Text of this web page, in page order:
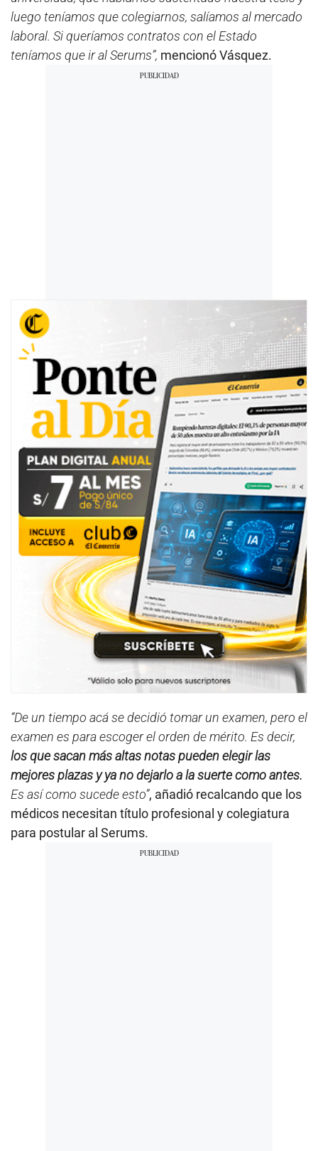
luego teníamos que colegiarnos, salíamos al mercado
laboral. Si queríamos contratos con el Estado
teníamos que ir al Serums”, mencionó Vásquez.
“De un tiempo acá se decidió tomar un examen, pero el
examen es para escoger el orden de mérito. Es decir,
los que sacan más altas notas pueden elegir las
mejores plazas y ya no dejarlo a la suerte como antes.
Es así como sucede esto”, añadió recalcando que los
médicos necesitan título profesional y colegiatura
para postular al Serums.